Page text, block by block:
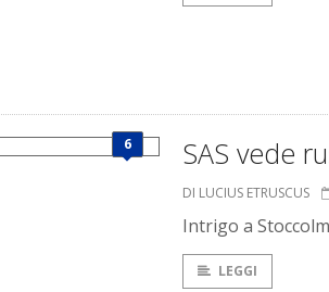
6 SAS vede
DI LUCIUS ETRUSCUS
Intrigo a
LEGGI